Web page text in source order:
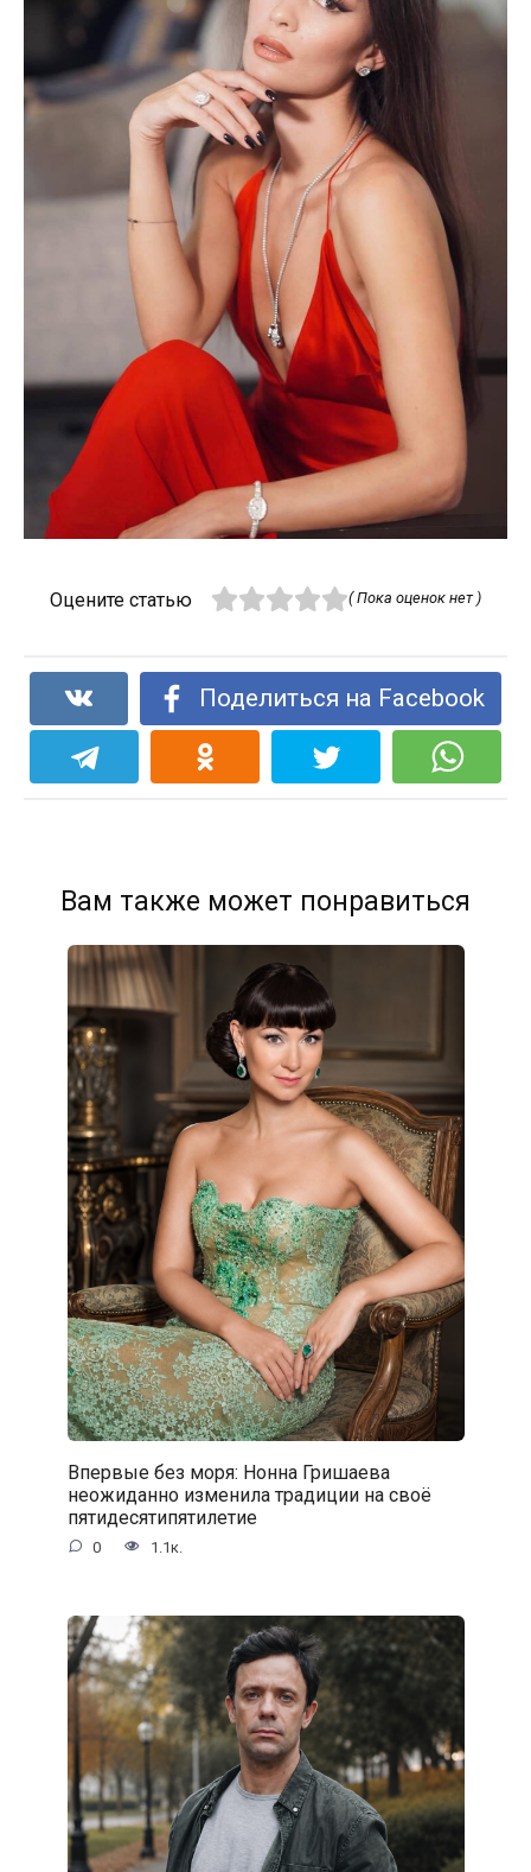
Оцените статью ( Пока оценок нет )
Поделиться на Facebook
Вам также может понравиться
Впервые без моря: Нонна Гришаева
неожиданно изменила традиции на своё
пятидесятипятилетие
0 1.1к.